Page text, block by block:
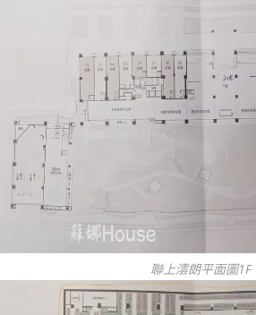
聯上澐朗平面圖1F